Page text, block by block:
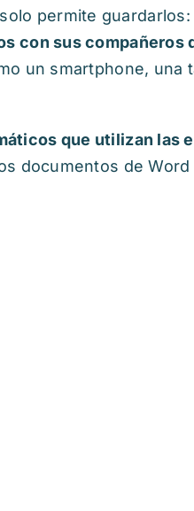
permite
con sus compañeros
un smartphone, una
que utilizan las
documentos de